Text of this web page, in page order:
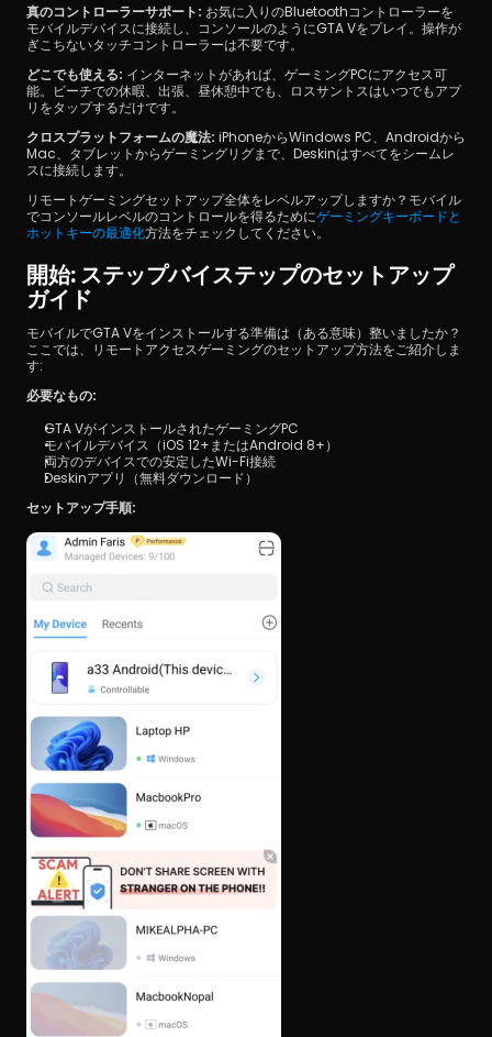
真のコントローラーサポート: お気に入りのBluetoothコントローラーを
モバイルデバイスに接続し、コンソールのようにGTA Vをプレイ。操作が
ぎこちないタッチコントローラーは不要です。
どこでも使える: インターネットがあれば、ゲーミングPCにアクセス可
能。ビーチでの休暇、出張、昼休憩中でも、ロスサントスはいつでもアプ
リをタップするだけです。
クロスプラットフォームの魔法: iPhoneからWindows PC、Androidから
Mac、タブレットからゲーミングリグまで、Deskinはすべてをシームレ
スに接続します。
リモートゲーミングセットアップ全体をレベルアップしますか？モバイル
でコンソールレベルのコントロールを得るためにゲーミングキーボードと
ホットキーの最適化方法をチェックしてください。
開始: ステップバイステップのセットアップ
ガイド
モバイルでGTA Vをインストールする準備は（ある意味）整いましたか？
ここでは、リモートアクセスゲーミングのセットアップ方法をご紹介しま
す:
必要なもの:
GTA VがインストールされたゲーミングPC
モバイルデバイス（iOS 12+またはAndroid 8+）
両方のデバイスでの安定したWi-Fi接続
Deskinアプリ（無料ダウンロード）
セットアップ手順: